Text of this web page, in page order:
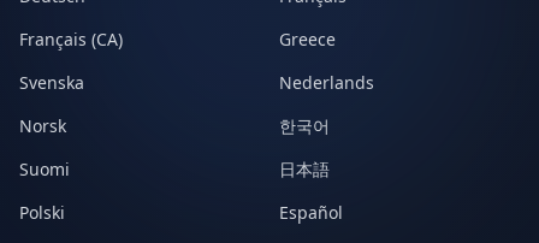
Français (CA)
Greece
Svenska
Nederlands
Norsk
한국어
Suomi
日本語
Polski
Español